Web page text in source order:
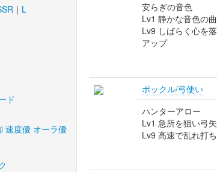
｜ L
ド
速度優 オーラ優
安らぎの音色
Lv1 静かな音色の
Lv9 しばらく心を
アップ
ポックル/弓使い
ハンターアロー
Lv1 急所を狙い弓
Lv9 高速で乱れ打